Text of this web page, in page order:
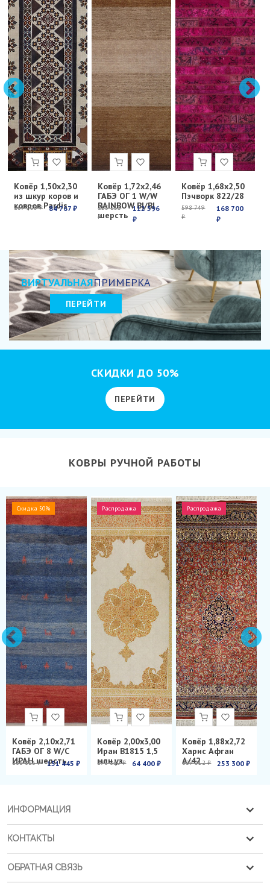
Ковёр 1,50х2,30
из шкур коров и
ковров Pardis
269 100 ₽ 84 767 ₽
Ковёр 1,72х2,46
ГАБЭ ОГ 1 W/W
RAINBOW BI/BI
шерсть
213 251
₽
112 596
₽
Ковёр 1,68х2,50
Пэчворк 822/28
598 749
₽
168 700
₽
ВИРТУАЛЬНАЯПРИМЕРКА
ПЕРЕЙТИ
СКИДКИ ДО 50%
ПЕРЕЙТИ
КОВРЫ РУЧНОЙ РАБОТЫ
Скидка 50%
Ковёр 2,10х2,71
ГАБЭ ОГ 8 W/C
ИРАН шерсть
286 826 ₽ 151 445 ₽
Распродажа
Ковёр 2,00х3,00
Иран B1815 1,5
млн.уз.
278 850 ₽ 64 400 ₽
Распродажа
Ковёр 1,88х2,72
Харис Афган
А/42
899 012 ₽ 253 300 ₽
ИНФОРМАЦИЯ
КОНТАКТЫ
ОБРАТНАЯ СВЯЗЬ